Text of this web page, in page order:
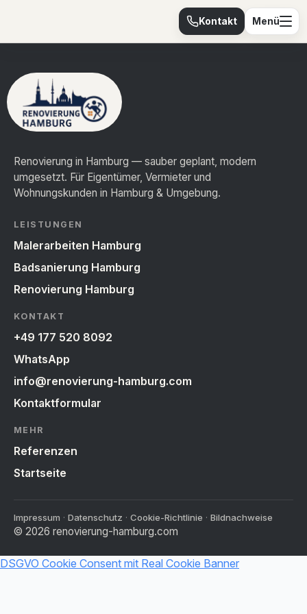
Kontakt Menü
Renovierung in Hamburg — sauber geplant, modern
umgesetzt. Für Eigentümer, Vermieter und
Wohnungskunden in Hamburg & Umgebung.
LEISTUNGEN
Malerarbeiten Hamburg
Badsanierung Hamburg
Renovierung Hamburg
KONTAKT
+49 177 520 8092
WhatsApp
info@renovierung-hamburg.com
Kontaktformular
MEHR
Referenzen
Startseite
Impressum · Datenschutz · Cookie-Richtlinie · Bildnachweise
© 2026 renovierung-hamburg.com
DSGVO Cookie Consent mit Real Cookie Banner